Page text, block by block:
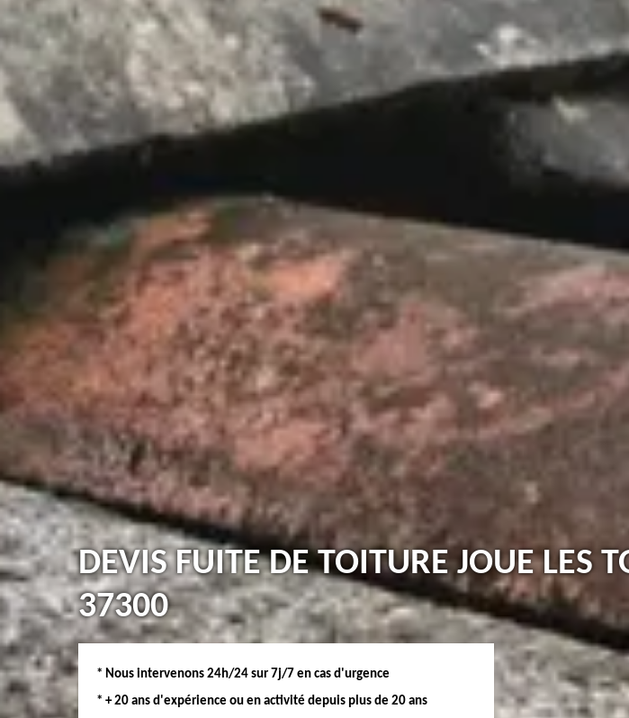
DEVIS FUITE DE TOITURE JOUE LES
37300
* Nous intervenons 24h/24 sur 7j/7 en cas d'urgence
* + 20 ans d'expérience ou en activité depuis plus de 20 ans